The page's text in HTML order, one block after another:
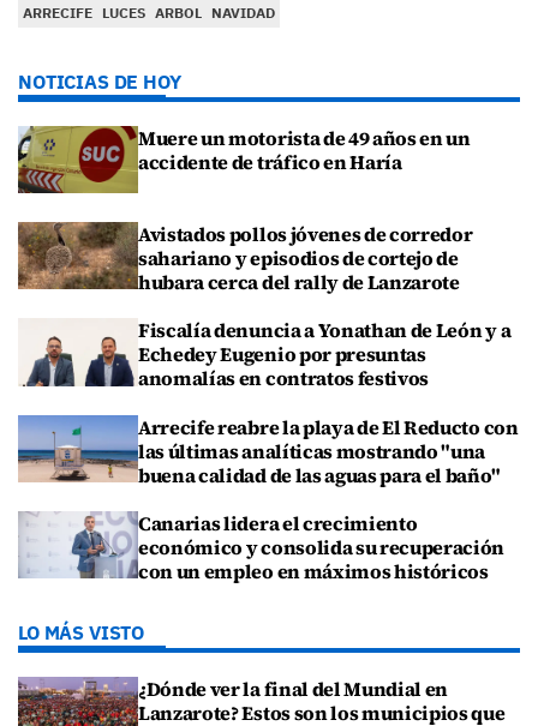
ARRECIFE LUCES ARBOL NAVIDAD
NOTICIAS DE HOY
Muere un motorista de 49 años en un
accidente de tráfico en Haría
Avistados pollos jóvenes de corredor
sahariano y episodios de cortejo de
hubara cerca del rally de Lanzarote
Fiscalía denuncia a Yonathan de León y a
Echedey Eugenio por presuntas
anomalías en contratos festivos
Arrecife reabre la playa de El Reducto con
las últimas analíticas mostrando "una
buena calidad de las aguas para el baño"
Canarias lidera el crecimiento
económico y consolida su recuperación
con un empleo en máximos históricos
LO MÁS VISTO
¿Dónde ver la final del Mundial en
Lanzarote? Estos son los municipios que